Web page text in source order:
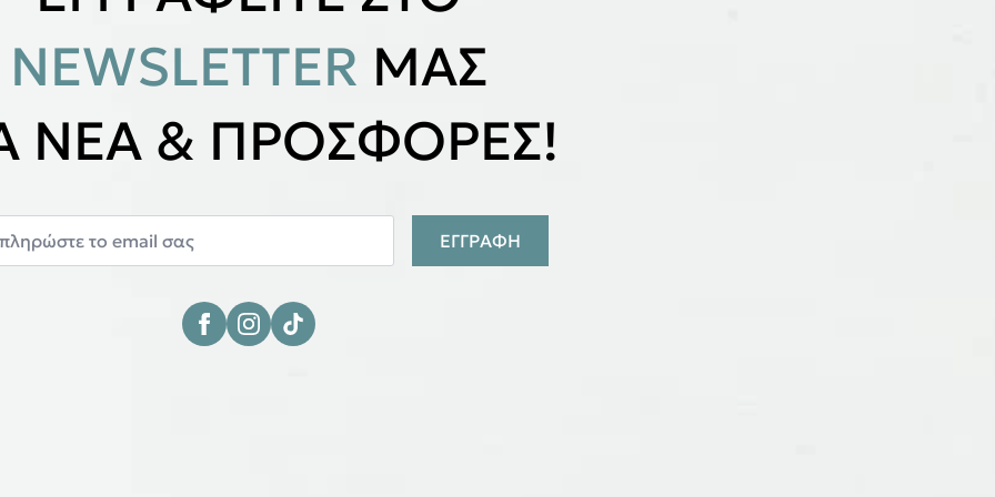
NEWSLETTER ΜΑΣ
ΝΕΑ & ΠΡΟΣΦΟΡΕΣ!
ΕΓΓΡΑΦΗ